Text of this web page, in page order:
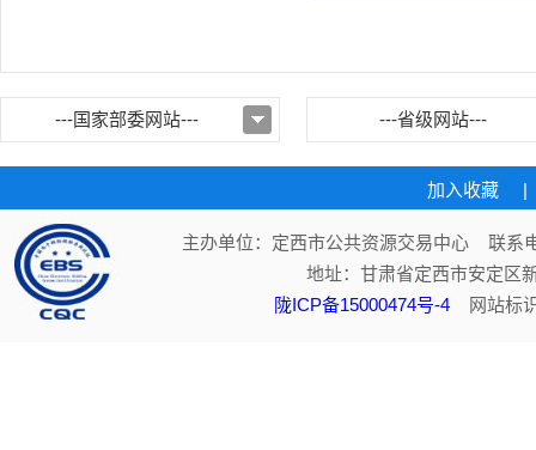
---国家部委网站--- ---省级网站---
加入收藏 |
主办单位：定西市公共资源交易中心 联系
地址：甘肃省定西市安定
陇ICP备15000474号-4 网站标